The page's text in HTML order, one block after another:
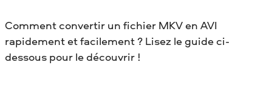
Comment convertir un fichier MKV en AVI
rapidement et facilement ? Lisez le guide ci-
dessous pour le découvrir !